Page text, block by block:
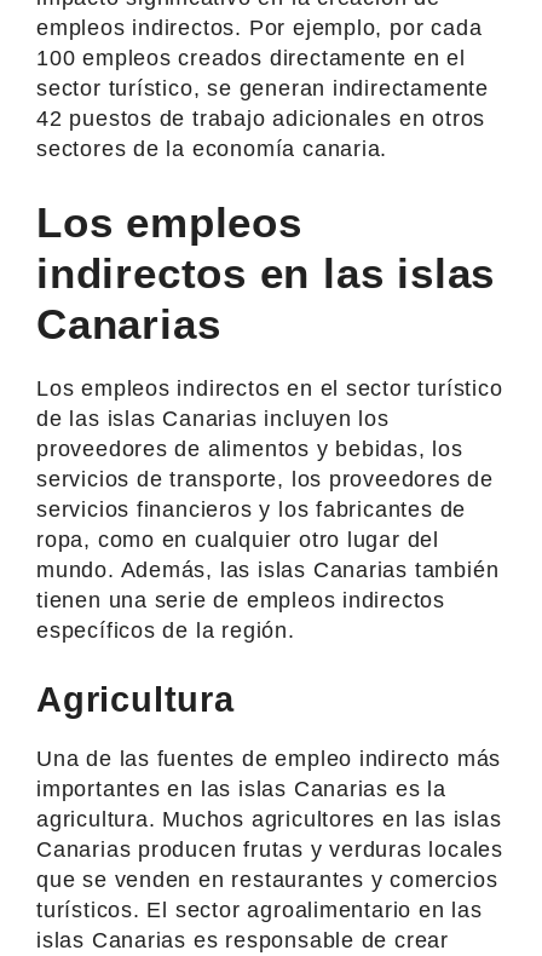
empleos indirectos. Por ejemplo, por cada
100 empleos creados directamente en el
sector turístico, se generan indirectamente
42 puestos de trabajo adicionales en otros
sectores de la economía canaria.
Los empleos
indirectos en las islas
Canarias
Los empleos indirectos en el sector turístico
de las islas Canarias incluyen los
proveedores de alimentos y bebidas, los
servicios de transporte, los proveedores de
servicios financieros y los fabricantes de
ropa, como en cualquier otro lugar del
mundo. Además, las islas Canarias también
tienen una serie de empleos indirectos
específicos de la región.
Agricultura
Una de las fuentes de empleo indirecto más
importantes en las islas Canarias es la
agricultura. Muchos agricultores en las islas
Canarias producen frutas y verduras locales
que se venden en restaurantes y comercios
turísticos. El sector agroalimentario en las
islas Canarias es responsable de crear